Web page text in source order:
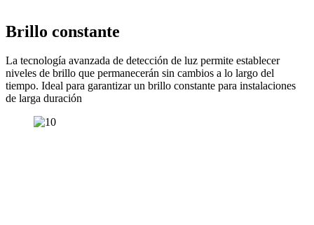
Brillo constante
La tecnología avanzada de detección de luz permite establecer
niveles de brillo que permanecerán sin cambios a lo largo del
tiempo. Ideal para garantizar un brillo constante para instalaciones
de larga duración